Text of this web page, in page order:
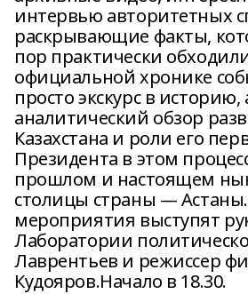
интервью авторитетных
раскрывающие факты,
пор практически
официальной хронике
просто экскурс в историю,
аналитический обзор
Казахстана и роли его
Президента в этом
прошлом и настоящем
столицы страны —
мероприятия выступят
Лаборатории
Лаврентьев и режиссер
Кудояров.Начало в 18.30.